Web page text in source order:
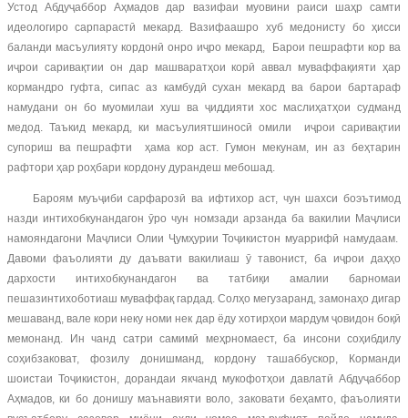
Устод Абдуҷаббор Аҳмадов дар вазифаи муовини раиси шаҳр самти
идеологиро сарпарастӣ мекард. Вазифаашро хуб медонисту бо ҳисси
баланди масъулияту кордонӣ онро иҷро мекард, Барои пешрафти кор ва
иҷрои саривақтии он дар машваратҳои корӣ аввал муваффақияти ҳар
кормандро гуфта, сипас аз камбудӣ сухан мекард ва барои бартараф
намудани он бо муомилаи хуш ва ҷиддияти хос маслиҳатҳои судманд
медод. Таъкид мекард, ки масъулиятшиносӣ омили иҷрои саривақтии
супориш ва пешрафти ҳама кор аст. Гумон мекунам, ин аз беҳтарин
рафтори ҳар роҳбари кордону дурандеш мебошад.
Бароям муъҷиби сарфарозӣ ва ифтихор аст, чун шахси боэътимод
назди интихобкунандагон ӯро чун номзади арзанда ба вакилии Маҷлиси
намояндагони Маҷлиси Олии Ҷумҳурии Тоҷикистон муаррифӣ намудаам.
Давоми фаъолияти ду даъвати вакилиаш ӯ тавонист, ба иҷрои даҳҳо
дархости интихобкунандагон ва татбиқи амалии барномаи
пешазинтихоботиаш муваффақ гардад. Солҳо мегузаранд, замонаҳо дигар
мешаванд, вале кори неку номи нек дар ёду хотирҳои мардум ҷовидон боқӣ
мемонанд. Ин чанд сатри самимӣ меҳрномаест, ба инсони соҳибдилу
соҳибзаковат, фозилу донишманд, кордону ташаббускор, Корманди
шоистаи Тоҷикистон, дорандаи якчанд мукофотҳои давлатӣ Абдуҷаббор
Аҳмадов, ки бо донишу маънавияти воло, заковати беҳамто, фаъолияти